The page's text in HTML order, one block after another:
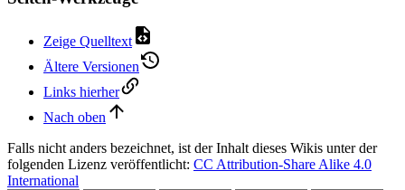
Zeige Quelltext
Ältere Versionen
Links hierher
Nach oben
Falls nicht anders bezeichnet, ist der Inhalt dieses Wikis unter der
folgenden Lizenz veröffentlicht: CC Attribution-Share Alike 4.0
International